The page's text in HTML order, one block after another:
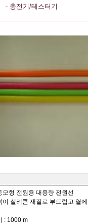
- 충전기/테스터기
모형 전원용 대용량 전원선
이 실리콘 재질로 부드럽고 열
: 1000 m